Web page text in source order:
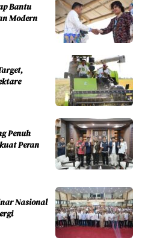
Bantu
Modern
Penuh
Peran
Nasional